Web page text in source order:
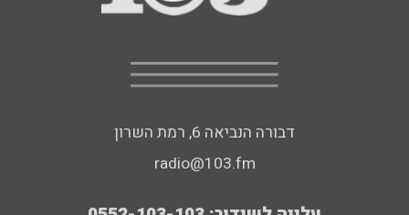
דבורה הנביאה 6, רמת השרון
radio@103.fm